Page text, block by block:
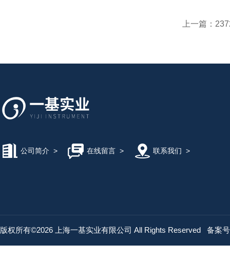
上一篇：
公司简介 > 在线留言> 联系我们 >
版权所有©2026 上海一基实业有限公司 All Rights Reserved 备案